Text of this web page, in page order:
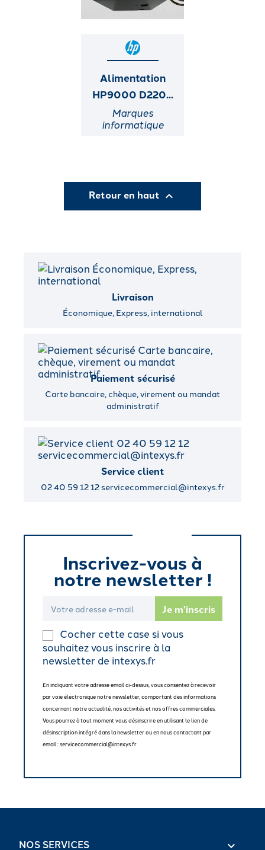
Alimentation
HP9000 D220...
Marques
informatique
Retour en haut 
Livraison
Économique, Express, international
Paiement sécurisé
Carte bancaire, chèque, virement ou mandat
administratif
Service client
02 40 59 12 12 servicecommercial@intexys.fr
Inscrivez-vous à
notre newsletter !
Cocher cette case si vous
souhaitez vous inscrire à la
newsletter de intexys.fr
En indiquant votre adresse email ci-dessus, vous consentez à recevoir
par voie électronique notre newsletter, comportant des informations
concernant notre actualité, nos activités et nos offres commerciales.
Vous pourrez à tout moment vous désinscrire en utilisant le lien de
désinscription intégré dans la newsletter ou en nous contactant par
email : servicecommercial@intexys.fr
NOS SERVICES 